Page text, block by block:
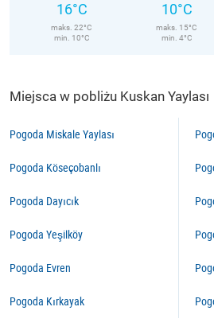
16°C
maks. 22°C
min. 10°C
10°C
maks. 15°C
min. 4°C
Miejsca w pobliżu Kuskan Yaylası
Pogoda Miskale Yaylası
Pogoda Köseçobanlı
Pogoda Dayıcık
Pogoda Yeşilköy
Pogoda Evren
Pogoda Kırkayak